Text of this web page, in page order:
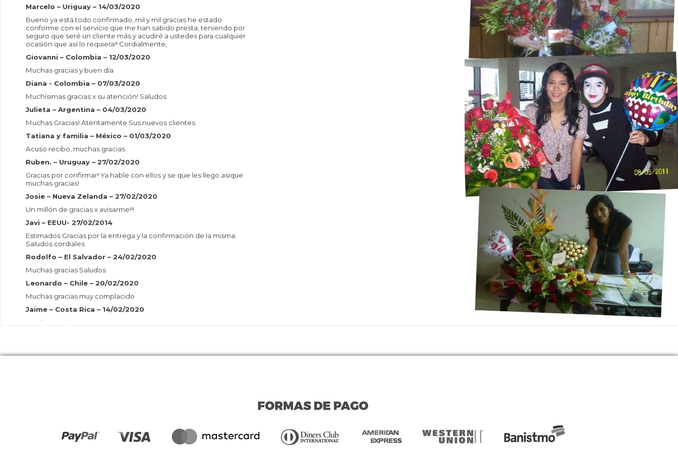
Marcelo – Uriguay – 14/03/2020
Bueno ya está todo confirmado, mil y mil gracias he estado
conforme con el servicio que me han sabido presta, teniendo por
seguro que seré un cliente más y acudiré a ustedes para cualquier
ocasión que así lo requiera!! Cordialmente,
Giovanni – Colombia – 12/03/2020
Muchas gracias y buen día
Diana - Colombia – 07/03/2020
Muchísimas gracias x su atención! Saludos
Julieta – Argentina – 04/03/2020
Muchas Gracias! Atentamente Sus nuevos clientes
Tatiana y familia – México – 01/03/2020
Acuso recibo, muchas gracias.
Ruben. – Uruguay – 27/02/2020
Gracias por confirmar! Ya hable con ellos y se que les llego asique
muchas gracias!
Josie – Nueva Zelanda – 27/02/2020
Un millón de gracias x avisarme!!!
Javi – EEUU- 27/02/2014
Estimados Gracias por la entrega y la confirmación de la misma.
Saludos cordiales
Rodolfo – El Salvador – 24/02/2020
Muchas gracias Saludos
Leonardo – Chile – 20/02/2020
Muchas gracias muy complacido
Jaime – Costa Rica – 14/02/2020
Muchas gracias
Saludos cordiales
Gracias esta hermoso!